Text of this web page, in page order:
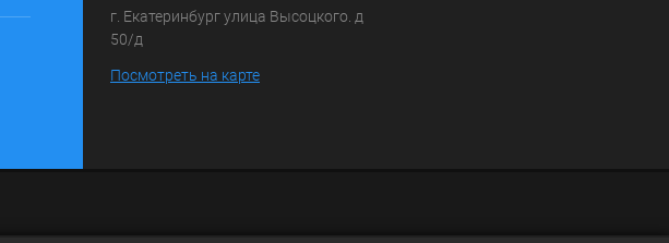
г. Екатеринбург улица Высоцкого. д
50/д
Посмотреть на карте